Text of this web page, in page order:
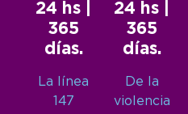
24 hs |
365
días.
La línea
147
24 hs |
365
días.
De la
violencia